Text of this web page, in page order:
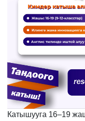
Катышууга 16–19